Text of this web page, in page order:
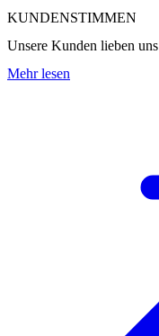
KUNDENSTIMMEN
Unsere Kunden lieben uns
Mehr lesen